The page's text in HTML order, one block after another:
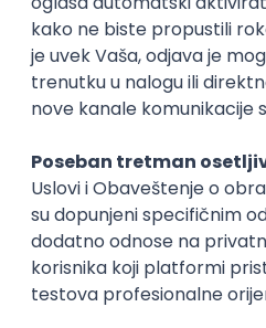
Okupljamo IT
transparentnost
efikasno spajamo
O
Za
Uslovi
Politika